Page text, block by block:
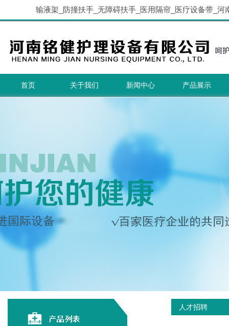
输液架_防撞扶手_无障碍扶手_医用隔帘_医疗设备带_河
首页 关于我们 新闻中心 产品展示
人才招聘